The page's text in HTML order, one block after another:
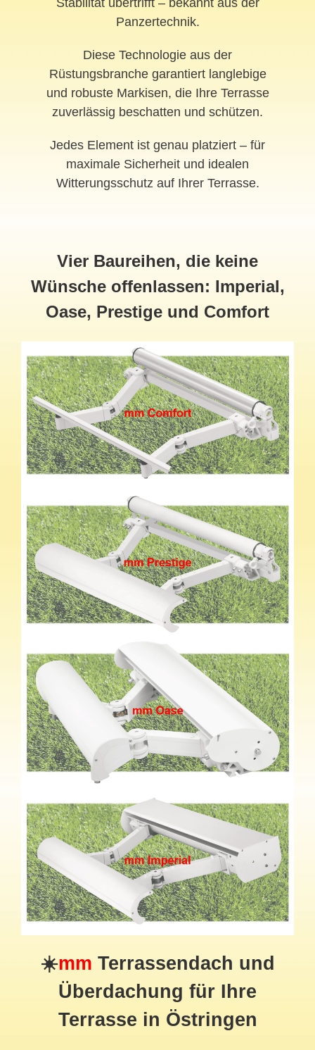
Stabilität übertrifft – bekannt aus der
Panzertechnik.
Diese Technologie aus der
Rüstungsbranche garantiert langlebige
und robuste Markisen, die Ihre Terrasse
zuverlässig beschatten und schützen.
Jedes Element ist genau platziert – für
maximale Sicherheit und idealen
Witterungsschutz auf Ihrer Terrasse.
Vier Baureihen, die keine
Wünsche offenlassen: Imperial,
Oase, Prestige und Comfort
☀️mm Terrassendach und
Überdachung für Ihre
Terrasse in Östringen